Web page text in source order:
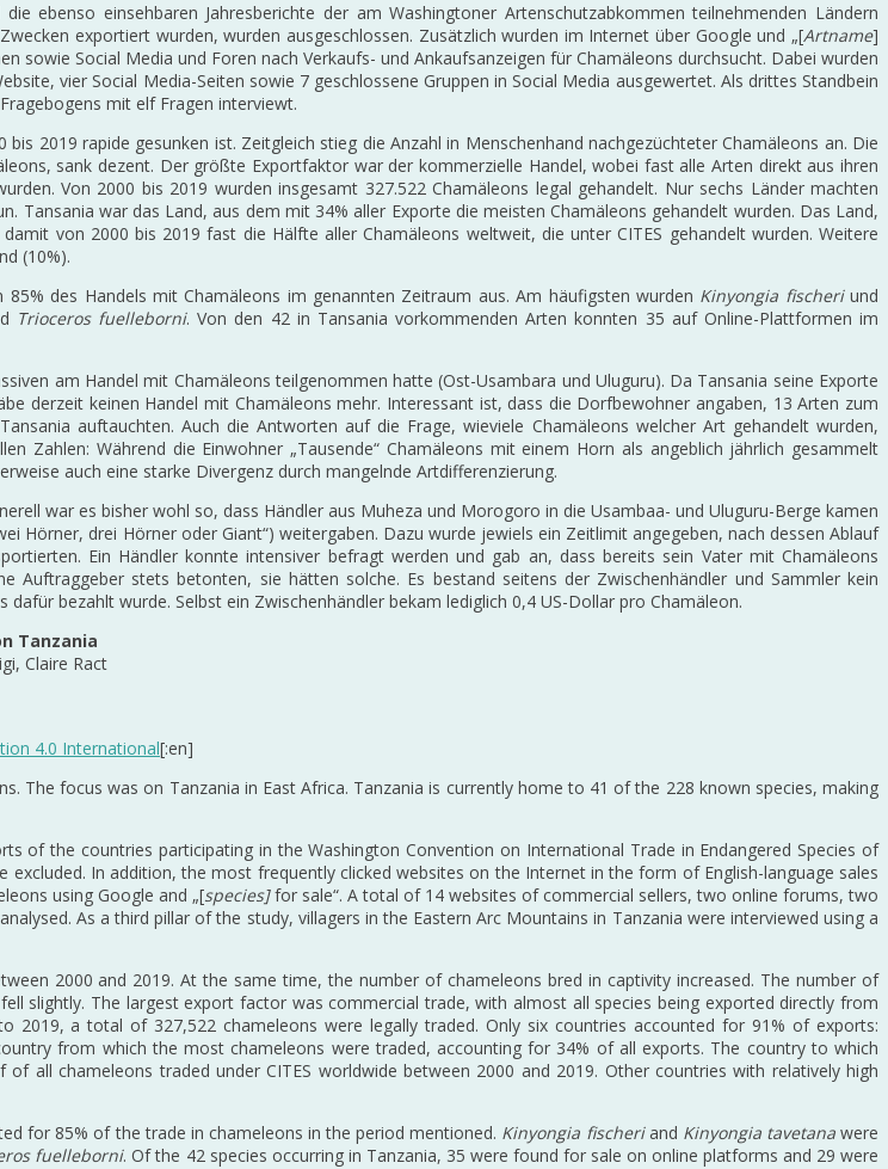
die ebenso einsehbaren Jahresberichte der am Washingtoner Artenschutzabkommen teilnehmenden Ländern
exportiert wurden, wurden ausgeschlossen. Zusätzlich wurden im Internet über Google und „[Artname]
sowie Social Media und Foren nach Verkaufs- und Ankaufsanzeigen für Chamäleons durchsucht. Dabei wurden
vier Social Media-Seiten sowie 7 geschlossene Gruppen in Social Media ausgewertet. Als drittes Standbein
mit elf Fragen interviewt.
2019 rapide gesunken ist. Zeitgleich stieg die Anzahl in Menschenhand nachgezüchteter Chamäleons an. Die
sank dezent. Der größte Exportfaktor war der kommerzielle Handel, wobei fast alle Arten direkt aus ihren
Von 2000 bis 2019 wurden insgesamt 327.522 Chamäleons legal gehandelt. Nur sechs Länder machten
Tansania war das Land, aus dem mit 34% aller Exporte die meisten Chamäleons gehandelt wurden. Das Land,
von 2000 bis 2019 fast die Hälfte aller Chamäleons weltweit, die unter CITES gehandelt wurden. Weitere
(10%).
des Handels mit Chamäleons im genannten Zeitraum aus. Am häufigsten wurden Kinyongia fischeriund
Trioceros fuelleborni. Von den 42 in Tansania vorkommenden Arten konnten 35 auf Online-Plattformen im
am Handel mit Chamäleons teilgenommen hatte (Ost-Usambara und Uluguru). Da Tansania seine Exporte
derzeit keinen Handel mit Chamäleons mehr. Interessant ist, dass die Dorfbewohner angaben, 13 Arten zum
auftauchten. Auch die Antworten auf die Frage, wieviele Chamäleons welcher Art gehandelt wurden,
Zahlen: Während die Einwohner „Tausende“ Chamäleons mit einem Horn als angeblich jährlich gesammelt
auch eine starke Divergenz durch mangelnde Artdifferenzierung.
war es bisher wohl so, dass Händler aus Muheza und Morogoro in die Usambaa- und Uluguru-Berge kamen
Hörner, drei Hörner oder Giant“) weitergaben. Dazu wurde jewiels ein Zeitlimit angegeben, nach dessen Ablauf
Ein Händler konnte intensiver befragt werden und gab an, dass bereits sein Vater mit Chamäleons
Auftraggeber stets betonten, sie hätten solche. Es bestand seitens der Zwischenhändler und Sammler kein
bezahlt wurde. Selbst ein Zwischenhändler bekam lediglich 0,4 US-Dollar pro Chamäleon.
Tanzania
Claire Ract
4.0 International[:en]
The focus was on Tanzania in East Africa. Tanzania is currently home to 41 of the 228 known species, making
of the countries participating in the Washington Convention on International Trade in Endangered Species of
In addition, the most frequently clicked websites on the Internet in the form of English-language sales
using Google and „[species]for sale“. A total of 14 websites of commercial sellers, two online forums, two
As a third pillar of the study, villagers in the Eastern Arc Mountains in Tanzania were interviewed using a
2000 and 2019. At the same time, the number of chameleons bred in captivity increased. The number of
slightly. The largest export factor was commercial trade, with almost all species being exported directly from
a total of 327,522 chameleons were legally traded. Only six countries accounted for 91% of exports:
from which the most chameleons were traded, accounting for 34% of all exports. The country to which
all chameleons traded under CITES worldwide between 2000 and 2019. Other countries with relatively high
for 85% of the trade in chameleons in the period mentioned. Kinyongia fischeriand Kinyongia tavetanawere
fuelleborni. Of the 42 species occurring in Tanzania, 35 were found for sale on online platforms and 29 were